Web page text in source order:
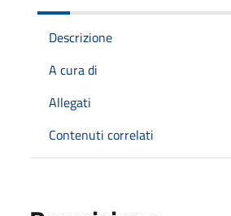
Descrizione
A cura di
Allegati
Contenuti correlati